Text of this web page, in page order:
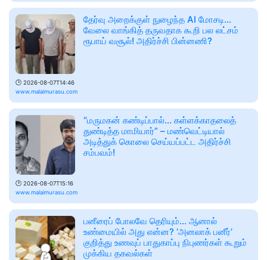
🕑 2026-08-07T14:46
www.malaimurasu.com
தேர்வு அறைக்குள் நுழைந்த AI மோசடி...
வேலை வாங்கித் தருவதாக கூறி பல லட்சம்
ரூபாய் வசூல்! அதிர்ச்சி பின்னணி?
🕑 2026-08-07T15:16
www.malaimurasu.com
“மருமகன் கண்டிப்பால்... கள்ளக்காதலைத்
துண்டித்த மாமியார்” – மண்வெட்டியால்
அடித்துக் கொலை செய்யப்பட்ட அதிர்ச்சி
சம்பவம்!
பனீரைப் போலவே தெரியும்... ஆனால்
உண்மையில் அது என்ன? ‘அனலாக் பனீர்’
குறித்து உணவுப் பாதுகாப்பு நிபுணர்கள் கூறும்
முக்கிய தகவல்கள்